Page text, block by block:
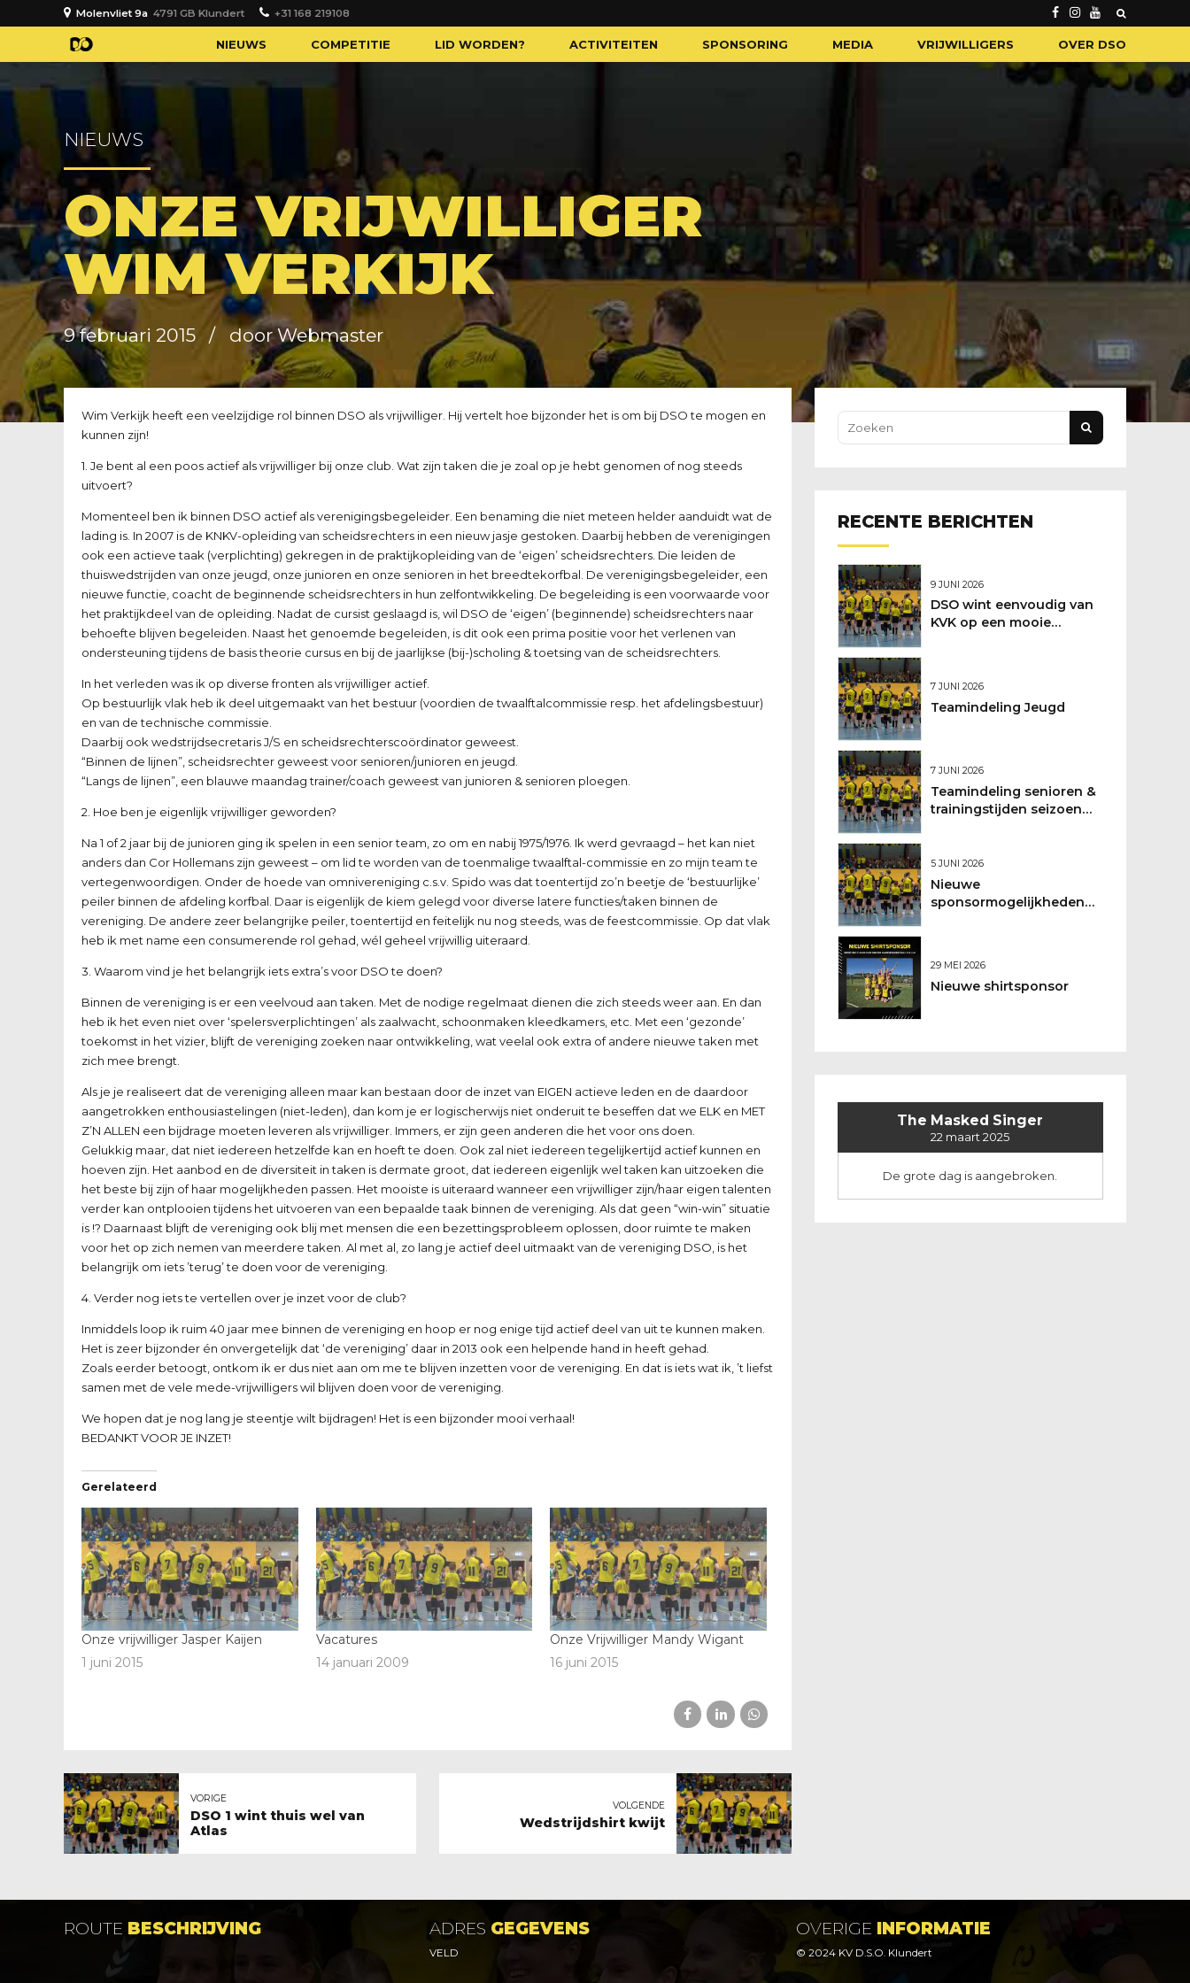
Molenvliet 9a 4791 GB Klundert +31 168 219108
NIEUWS COMPETITIE LID WORDEN? ACTIVITEITEN SPONSORING MEDIA VRIJWILLIGERS OVER DSO
NIEUWS
ONZE VRIJWILLIGER
WIM VERKIJK
9 februari 2015 door Webmaster
Wim Verkijk heeft een veelzijdige rol binnen DSO als vrijwilliger. Hij vertelt hoe bijzonder het is om bij DSO te mogen en
kunnen zijn!
1. Je bent al een poos actief als vrijwilliger bij onze club. Wat zijn taken die je zoal op je hebt genomen of nog steeds
uitvoert?
Momenteel ben ik binnen DSO actief als verenigingsbegeleider. Een benaming die niet meteen helder aanduidt wat de
lading is. In 2007 is de KNKV-opleiding van scheidsrechters in een nieuw jasje gestoken. Daarbij hebben de verenigingen
ook een actieve taak (verplichting) gekregen in de praktijkopleiding van de ‘eigen’ scheidsrechters. Die leiden de
thuiswedstrijden van onze jeugd, onze junioren en onze senioren in het breedtekorfbal. De verenigingsbegeleider, een
nieuwe functie, coacht de beginnende scheidsrechters in hun zelfontwikkeling. De begeleiding is een voorwaarde voor
het praktijkdeel van de opleiding. Nadat de cursist geslaagd is, wil DSO de ‘eigen’ (beginnende) scheidsrechters naar
behoefte blijven begeleiden. Naast het genoemde begeleiden, is dit ook een prima positie voor het verlenen van
ondersteuning tijdens de basis theorie cursus en bij de jaarlijkse (bij-)scholing & toetsing van de scheidsrechters.
In het verleden was ik op diverse fronten als vrijwilliger actief.
Op bestuurlijk vlak heb ik deel uitgemaakt van het bestuur (voordien de twaalftalcommissie resp. het afdelingsbestuur)
en van de technische commissie.
Daarbij ook wedstrijdsecretaris J/S en scheidsrechterscoördinator geweest.
“Binnen de lijnen”, scheidsrechter geweest voor senioren/junioren en jeugd.
“Langs de lijnen”, een blauwe maandag trainer/coach geweest van junioren & senioren ploegen.
2. Hoe ben je eigenlijk vrijwilliger geworden?
Na 1 of 2 jaar bij de junioren ging ik spelen in een senior team, zo om en nabij 1975/1976. Ik werd gevraagd – het kan niet
anders dan Cor Hollemans zijn geweest – om lid te worden van de toenmalige twaalftal-commissie en zo mijn team te
vertegenwoordigen. Onder de hoede van omnivereniging c.s.v. Spido was dat toentertijd zo’n beetje de ‘bestuurlijke’
peiler binnen de afdeling korfbal. Daar is eigenlijk de kiem gelegd voor diverse latere functies/taken binnen de
vereniging. De andere zeer belangrijke peiler, toentertijd en feitelijk nu nog steeds, was de feestcommissie. Op dat vlak
heb ik met name een consumerende rol gehad, wél geheel vrijwillig uiteraard.
3. Waarom vind je het belangrijk iets extra’s voor DSO te doen?
Binnen de vereniging is er een veelvoud aan taken. Met de nodige regelmaat dienen die zich steeds weer aan. En dan
heb ik het even niet over ‘spelersverplichtingen’ als zaalwacht, schoonmaken kleedkamers, etc. Met een ‘gezonde’
toekomst in het vizier, blijft de vereniging zoeken naar ontwikkeling, wat veelal ook extra of andere nieuwe taken met
zich mee brengt.
Als je je realiseert dat de vereniging alleen maar kan bestaan door de inzet van EIGEN actieve leden en de daardoor
aangetrokken enthousiastelingen (niet-leden), dan kom je er logischerwijs niet onderuit te beseffen dat we ELK en MET
Z’N ALLEN een bijdrage moeten leveren als vrijwilliger. Immers, er zijn geen anderen die het voor ons doen.
Gelukkig maar, dat niet iedereen hetzelfde kan en hoeft te doen. Ook zal niet iedereen tegelijkertijd actief kunnen en
hoeven zijn. Het aanbod en de diversiteit in taken is dermate groot, dat iedereen eigenlijk wel taken kan uitzoeken die
het beste bij zijn of haar mogelijkheden passen. Het mooiste is uiteraard wanneer een vrijwilliger zijn/haar eigen talenten
verder kan ontplooien tijdens het uitvoeren van een bepaalde taak binnen de vereniging. Als dat geen “win-win” situatie
is !? Daarnaast blijft de vereniging ook blij met mensen die een bezettingsprobleem oplossen, door ruimte te maken
voor het op zich nemen van meerdere taken. Al met al, zo lang je actief deel uitmaakt van de vereniging DSO, is het
belangrijk om iets ’terug’ te doen voor de vereniging.
4. Verder nog iets te vertellen over je inzet voor de club?
Inmiddels loop ik ruim 40 jaar mee binnen de vereniging en hoop er nog enige tijd actief deel van uit te kunnen maken.
Het is zeer bijzonder én onvergetelijk dat ‘de vereniging’ daar in 2013 ook een helpende hand in heeft gehad.
Zoals eerder betoogt, ontkom ik er dus niet aan om me te blijven inzetten voor de vereniging. En dat is iets wat ik, ’t liefst
samen met de vele mede-vrijwilligers wil blijven doen voor de vereniging.
We hopen dat je nog lang je steentje wilt bijdragen! Het is een bijzonder mooi verhaal!
BEDANKT VOOR JE INZET!
Gerelateerd
Onze vrijwilliger Jasper Kaijen
1 juni 2015
Vacatures
14 januari 2009
Onze Vrijwilliger Mandy Wigant
16 juni 2015
VORIGE
DSO 1 wint thuis wel van
Atlas
VOLGENDE
Wedstrijdshirt kwijt
RECENTE BERICHTEN
9 JUNI 2026
DSO wint eenvoudig van
KVK op een mooie
7 JUNI 2026
Teamindeling Jeugd
7 JUNI 2026
Teamindeling senioren &
trainingstijden seizoen
5 JUNI 2026
Nieuwe
sponsormogelijkheden
29 MEI 2026
Nieuwe shirtsponsor
The Masked Singer
22 maart 2025
De grote dag is aangebroken.
ROUTE BESCHRIJVING ADRES GEGEVENS
VELD
OVERIGE INFORMATIE
© 2024 KV D.S.O. Klundert